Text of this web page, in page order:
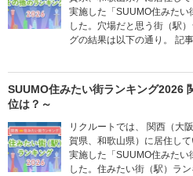
実施した「SUUMO住みた
した。穴場だと思う街（駅
グの結果は以下の通り。 記
SUUMO住みたい街ランキング
位は？～
リクルートでは、 関西（大
賀県、和歌山県）に居住し
実施した「SUUMO住みた
した。住みたい街（駅）ラ